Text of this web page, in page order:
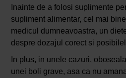
Inainte de a folosi suplimente
supliment alimentar, cel mai
medicul dumneavoastra, un
despre dozajul corect si
In plus, in unele cazuri,
unei boli grave, asa ca nu